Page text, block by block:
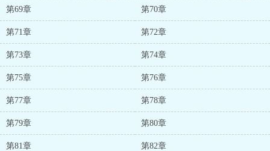
第69章 第70章
第71章 第72章
第73章 第74章
第75章 第76章
第77章 第78章
第79章 第80章
第81章 第82章